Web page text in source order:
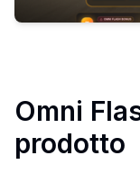
Omni
prodotto